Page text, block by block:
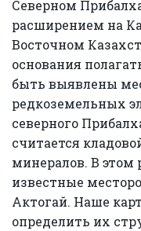
Северном
расширением на
Восточном
основания
быть выявлены
редкоземельных
северного
считается
минералов. В этом
известные
Актогай. Наше
определить их